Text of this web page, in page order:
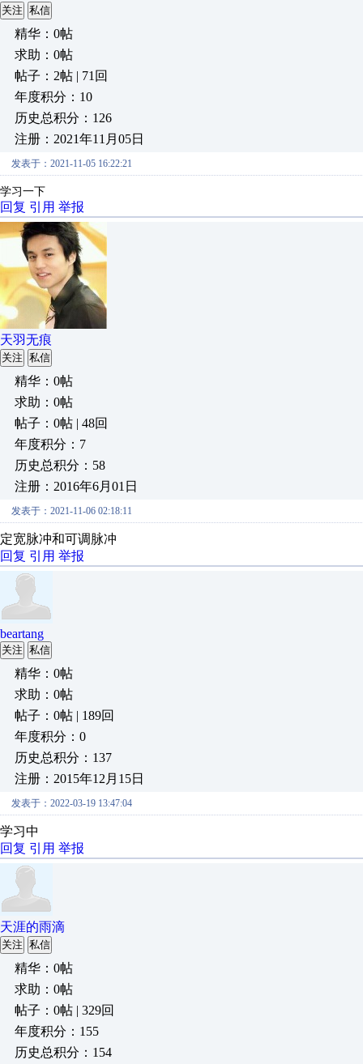
关注 私信
精华：0帖
求助：0帖
帖子：2帖 | 71回
年度积分：10
历史总积分：126
注册：2021年11月05日
发表于：2021-11-05 16:22:21
学习一下
回复 引用 举报
天羽无痕
关注 私信
精华：0帖
求助：0帖
帖子：0帖 | 48回
年度积分：7
历史总积分：58
注册：2016年6月01日
发表于：2021-11-06 02:18:11
定宽脉冲和可调脉冲
回复 引用 举报
beartang
关注 私信
精华：0帖
求助：0帖
帖子：0帖 | 189回
年度积分：0
历史总积分：137
注册：2015年12月15日
发表于：2022-03-19 13:47:04
学习中
回复 引用 举报
天涯的雨滴
关注 私信
精华：0帖
求助：0帖
帖子：0帖 | 329回
年度积分：155
历史总积分：154